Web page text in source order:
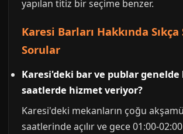
yapılan titiz bir seçime benzer.
Karesi Barları Hakkında
Sorular
Karesi'deki bar ve publar genelde
saatlerde hizmet veriyor?
Karesi'deki mekanların çoğu
saatlerinde açılır ve gece 01:00-